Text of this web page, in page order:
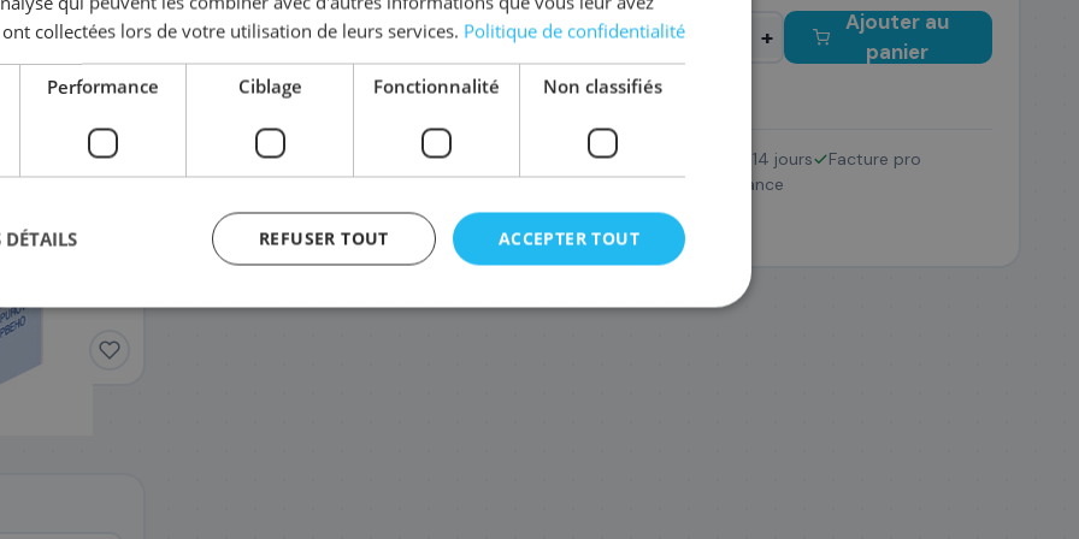
+
Ajouter au
panier
Complétez la sérieLC-225 XL
LC-225XLC LC227XLVALBP Retour 14 jours
Facture pro
SAV France
collectées lors de votre utilisation de leurs services. Politique de confidentialité
Performance Ciblage Fonctionnalité Non classifiés
ACCEPTER TOUT
REFUSER TOUT
DÉTAILS